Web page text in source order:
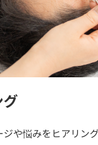
グ
や悩みをヒアリン